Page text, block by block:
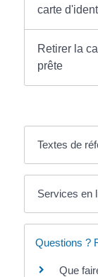
carte
Retirer la
prête
Textes de
Services en
Questions ?
Que